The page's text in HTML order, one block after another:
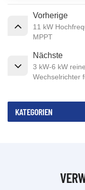
Vorherige
11 kW
MPPT
Nächste
3 kW-6 kW
Wechselrichter
KATEGORIEN